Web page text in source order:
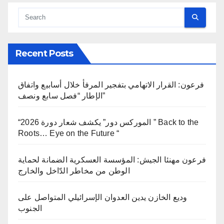
Recent Posts
فرعون: القرار الاتهامي بتفجير المرفأ خلال أسابيع واتفاق
الإطار “فصل سابع ونصف”
“الموركس دور” يكشف شعار دورة 2026 ” Back to the
Roots… Eye on the Future “
فرعون مهنئا الجيش: المؤسسة العسكرية الضمانة لحماية
الوطن من مخاطر الدّاخل والخارج
وديع الخازن يدين العدوان الإسرائيلي المتواصل على
الجنوب